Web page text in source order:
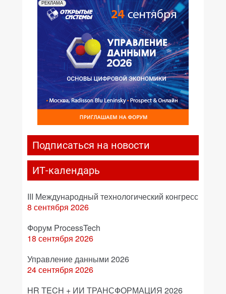
РЕКЛАМА
Подписаться на новости
ИТ-календарь
III Международный технологический конгресс
8 сентября 2026
Форум ProcessTech
18 сентября 2026
Управление данными 2026
24 сентября 2026
HR TECH + ИИ ТРАНСФОРМАЦИЯ 2026